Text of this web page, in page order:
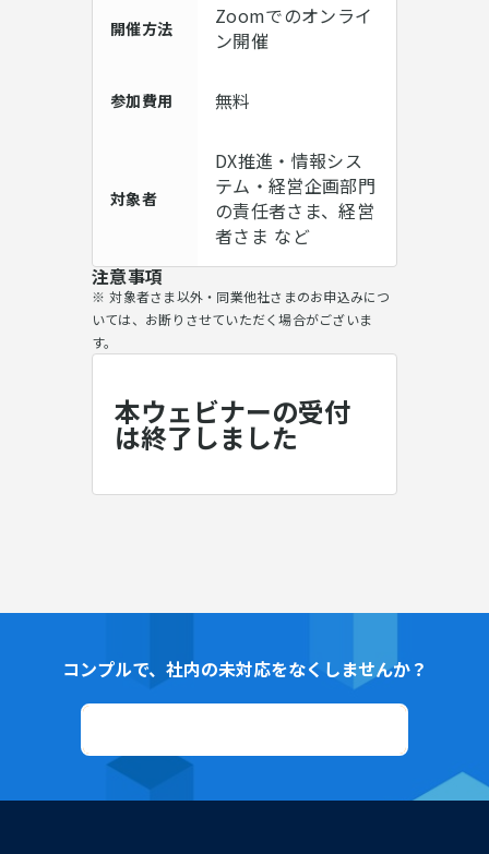
開催方法
Zoomでのオンライ
ン開催
参加費用 無料
対象者
DX推進・情報シス
テム・経営企画部門
の責任者さま、経営
者さま など
注意事項
※ 対象者さま以外・同業他社さまのお申込みにつ
いては、お断りさせていただく場合がございま
す。
本ウェビナーの受付
は終了しました
コンプルで、社内の未対応をなくしませんか？